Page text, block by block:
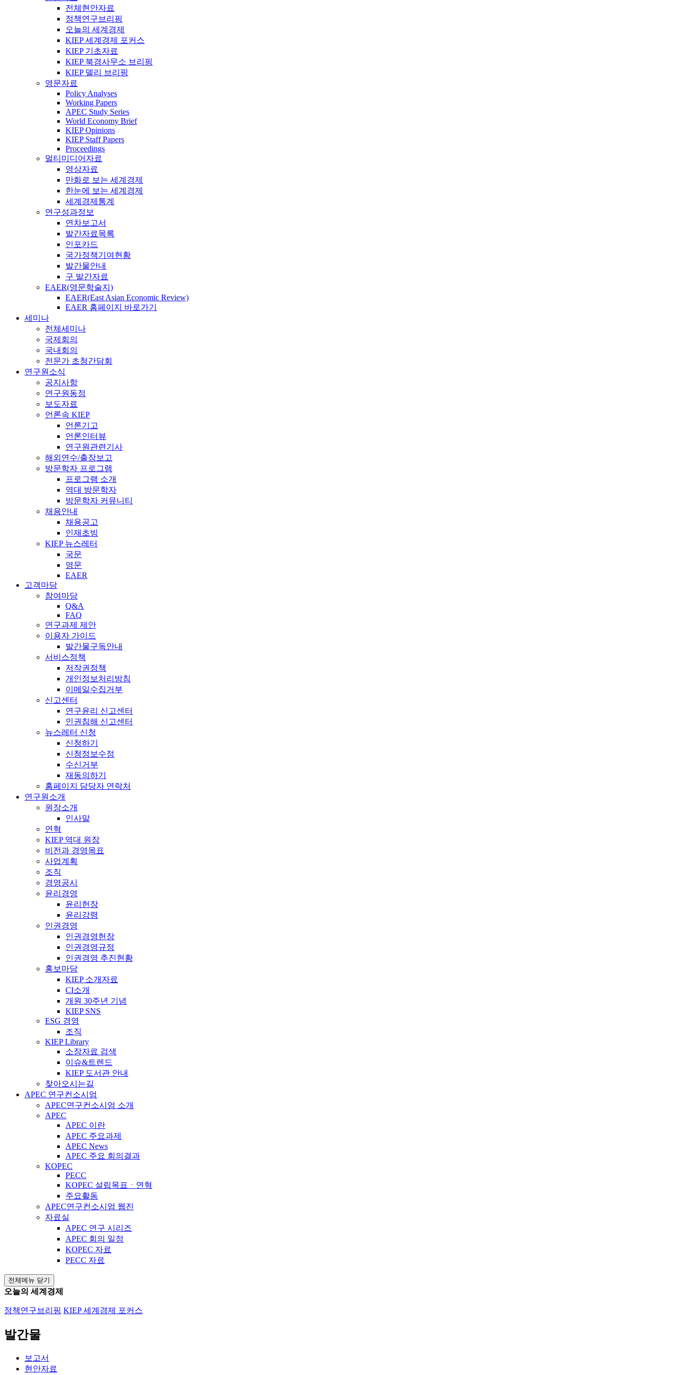
전체현안자료
정책연구브리핑
오늘의 세계경제
KIEP 세계경제 포커스
KIEP 기초자료
KIEP 북경사무소 브리핑
KIEP 델리 브리핑
영문자료
Policy Analyses
Working Papers
APEC Study Series
World Economy Brief
KIEP Opinions
KIEP Staff Papers
Proceedings
멀티미디어자료
영상자료
만화로 보는 세계경제
한눈에 보는 세계경제
세계경제통계
연구성과정보
연차보고서
발간자료목록
인포카드
국가정책기여현황
발간물안내
구 발간자료
EAER(영문학술지)
EAER(East Asian Economic Review)
EAER 홈페이지 바로가기
세미나
전체세미나
국제회의
국내회의
전문가 초청간담회
연구원소식
공지사항
연구원동정
보도자료
언론속 KIEP
언론기고
언론인터뷰
연구원관련기사
해외연수/출장보고
방문학자 프로그램
프로그램 소개
역대 방문학자
방문학자 커뮤니티
채용안내
채용공고
인재초빙
KIEP 뉴스레터
국문
영문
EAER
고객마당
참여마당
Q&A
FAQ
연구과제 제안
이용자 가이드
발간물구독안내
서비스정책
저작권정책
개인정보처리방침
이메일수집거부
신고센터
연구윤리 신고센터
인권침해 신고센터
뉴스레터 신청
신청하기
신청정보수정
수신거부
재동의하기
홈페이지 담당자 연락처
연구원소개
원장소개
인사말
연혁
KIEP 역대 원장
비전과 경영목표
사업계획
조직
경영공시
윤리경영
윤리헌장
윤리강령
인권경영
인권경영헌장
인권경영규정
인권경영 추진현황
홍보마당
KIEP 소개자료
CI소개
개원 30주년 기념
KIEP SNS
ESG 경영
조직
KIEP Library
소장자료 검색
이슈&트렌드
KIEP 도서관 안내
찾아오시는길
APEC 연구컨소시엄
APEC연구컨소시엄 소개
APEC
APEC 이란
APEC 주요과제
APEC News
APEC 주요 회의결과
KOPEC
PECC
KOPEC 설립목표ㆍ연혁
주요활동
APEC연구컨소시엄 웹진
자료실
APEC 연구 시리즈
APEC 회의 일정
KOPEC 자료
PECC 자료
전체메뉴 닫기
오늘의 세계경제
정책연구브리핑 KIEP 세계경제 포커스
발간물
보고서
현안자료